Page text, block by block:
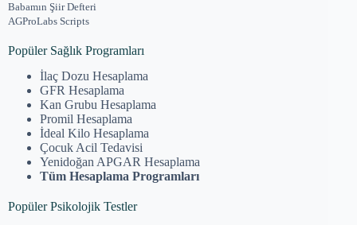
Babamın Şiir Defteri
AGProLabs Scripts
Popüler Sağlık Programları
İlaç Dozu Hesaplama
GFR Hesaplama
Kan Grubu Hesaplama
Promil Hesaplama
İdeal Kilo Hesaplama
Çocuk Acil Tedavisi
Yenidoğan APGAR Hesaplama
Tüm Hesaplama Programları
Popüler Psikolojik Testler